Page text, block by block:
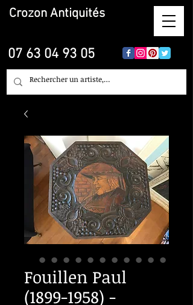
Crozon Antiquités
07 63 04 93 05
Fouillen Paul
(1899-1958) -